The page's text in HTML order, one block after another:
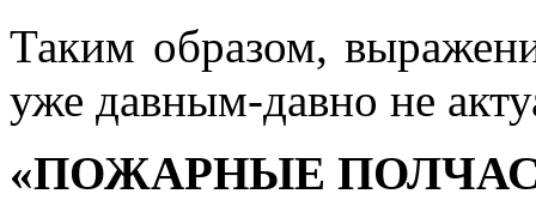
Таким образом,
уже давным-давно не
«ПОЖАРНЫЕ